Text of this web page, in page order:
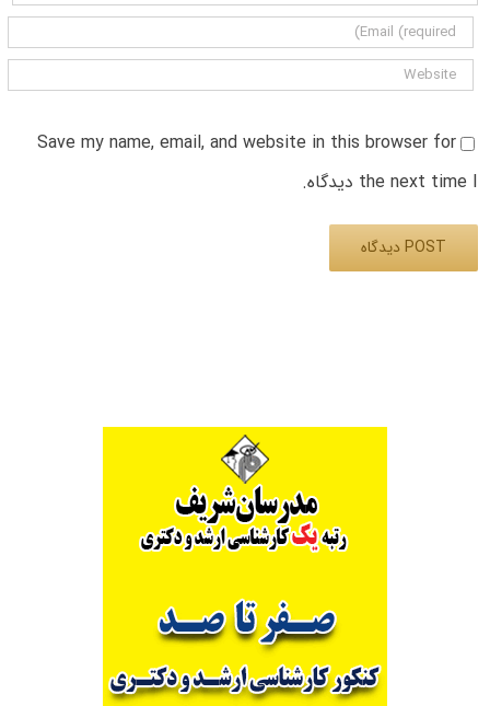
Save my name, email, and website in this browser for
the next time I دیدگاه.